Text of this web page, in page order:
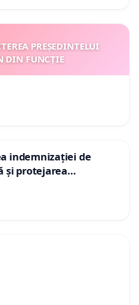
PREȘEDINTELUI
DIN FUNCȚIE
indemnizației de
și protejarea
asistenții